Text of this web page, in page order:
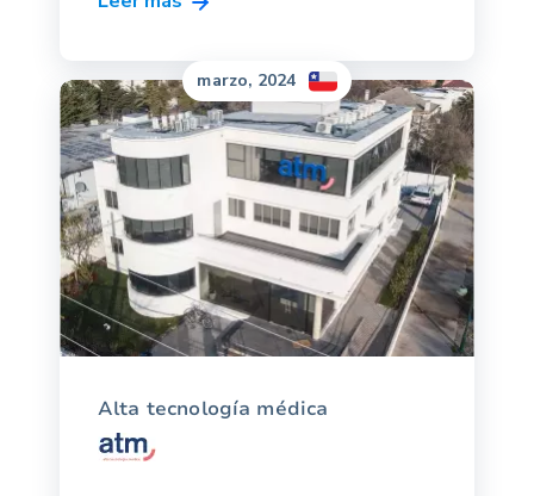
marzo, 2024
Alta tecnología médica